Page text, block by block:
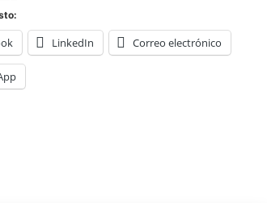
LinkedIn Correo electrónico